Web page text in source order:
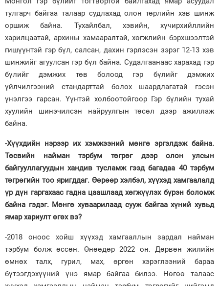
тулгарч байгаа талаар судлахад олон төрлийн хэв шинж
оршиж байна. Тухайлбал, хэвийн, хүчирхийллийн
харилцаатай, архины хамааралтай, хөгжлийн бэрхшээлтэй
гишүүнтэй гэр бүл, салсан, дахин гэрлэсэн зэрэг 12-13 хэв
шинжийг агуулсан гэр бүл байна. Судалгаанаас харахад гэр
бүлийг дэмжих төв болоод гэр бүлийг дэмжих
үйлчилгээний стандарттай болох шаардлагатай гэсэн
үнэлгээ гарсан. Үүнтэй холбоотойгоор Гэр бүлийн тухай
хуулийн шинэчилсэн найруулгын төсөл дээр ажиллаж
байна.
-Хүүхдийн нэрээр их хэмжээний мөнгө эргэлдэж байна.
Төсвийн найман тэрбум төгрөг дээр олон улсын
байгууллагуудын хандив тусламж гээд багадаа 40 тэрбум
төгрөгийн тоо яригддаг. Өөрөөр хэлбэл, хүүхэд хамгаалалд
үр дүн гаргахаас гадна цаашлаад хөгжүүлэх бүрэн боломж
байна гэдэг. Мөнгө хуваарилаад сууж байгаа хүний хувьд
ямар хариулт өгөх вэ?
-2018 оноос хойш хүүхэд хамгааллын зардал найман
тэрбум болж өссөн. Өнөөдөр 2022 он. Дөрвөн жилийн
өмнөх талх, гурил, мах, өргөн хэрэглээний бараа
бүтээгдэхүүний үнэ ямар байгаа билээ. Нөгөө талаас